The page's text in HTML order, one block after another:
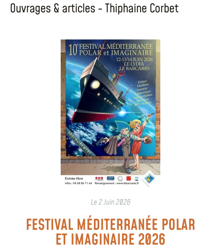
Ouvrages & articles - Thiphaine Corbet
Le2 Juin 2026
FESTIVAL MÉDITERRANÉE POLAR
ET IMAGINAIRE 2026